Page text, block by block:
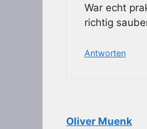
War echt
richtig
Antworten
Oliver Muenk